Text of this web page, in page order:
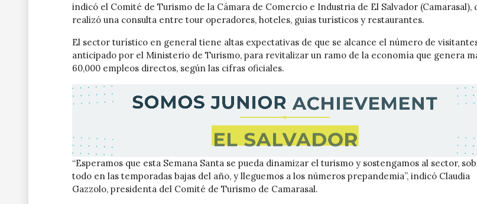
indicó el Comité de Turismo de la Cámara de Comercio e Industria de El Salvador (Camarasal),
realizó una consulta entre tour operadores, hoteles, guías turísticos y restaurantes.
El sector turístico en general tiene altas expectativas de que se alcance el número de
anticipado por el Ministerio de Turismo, para revitalizar un ramo de la economía que genera
60,000 empleos directos, según las cifras oficiales.
“Esperamos que esta Semana Santa se pueda dinamizar el turismo y sostengamos al sector,
todo en las temporadas bajas del año, y lleguemos a los números prepandemia”, indicó Claudia
Gazzolo, presidenta del Comité de Turismo de Camarasal.